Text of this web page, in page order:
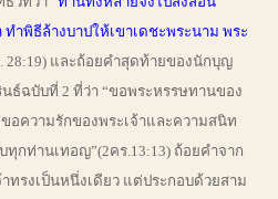
ำพิธีล้างบาปให้เขาเดชะพระนาม พระ
28:19) และถ้อยคำสุดท้ายของนักบุญ
ธ์ฉบับที่ 2 ที่ว่า “ขอพระหรรษทานของ
อความรักของพระเจ้าและความสนิท
กท่านเทอญ”(2คร.13:13) ถ้อยคำจาก
ทรงเป็นหนึ่งเดียว แต่ประกอบด้วยสาม